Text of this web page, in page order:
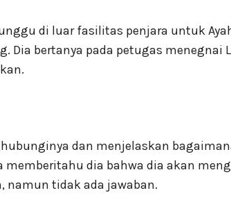
di luar fasilitas penjara untuk
Dia bertanya pada petugas menegnai
dan menjelaskan
memberitahu dia bahwa dia akan
namun tidak ada jawaban.